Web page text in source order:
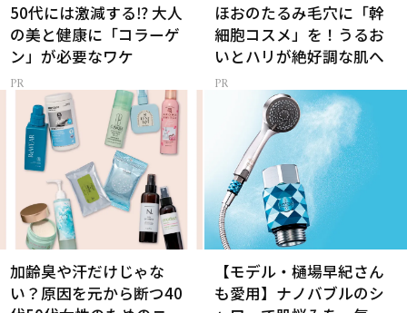
50代には激減する⁉ 大人
の美と健康に「コラーゲ
ン」が必要なワケ
ほおのたるみ毛穴に「幹
細胞コスメ」を！うるお
いとハリが絶好調な肌へ
加齢臭や汗だけじゃな
い？原因を元から断つ40
【モデル・樋場早紀さん
も愛用】ナノバブルのシ